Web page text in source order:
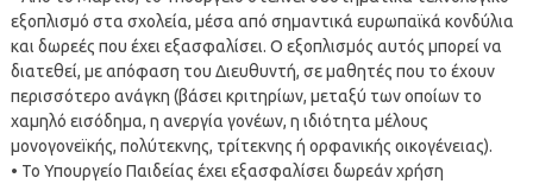
εξοπλισμό στα σχολεία, μέσα από σημαντικά ευρωπαϊκά κονδύλια
και δωρεές που έχει εξασφαλίσει. Ο εξοπλισμός αυτός μπορεί να
διατεθεί, με απόφαση του Διευθυντή, σε μαθητές που το έχουν
περισσότερο ανάγκη (βάσει κριτηρίων, μεταξύ των οποίων το
χαμηλό εισόδημα, η ανεργία γονέων, η ιδιότητα μέλους
μονογονεïκής, πολύτεκνης, τρίτεκνης ή ορφανικής οικογένειας).
• Το Υπουργείο Παιδείας έχει εξασφαλίσει δωρεάν χρήση